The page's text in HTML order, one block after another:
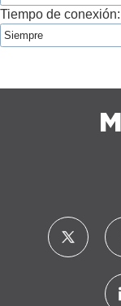
Tiempo de conexión: